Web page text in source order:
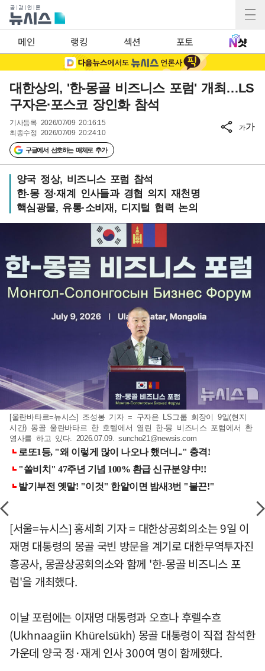
메인 랭킹 섹션 포토
대한상의, '한-몽골 비즈니스 포럼' 개최…LS
구자은·포스코 장인화 참석
기사등록 2026/07/09 20:16:15
최종수정 2026/07/09 20:24:10
구글에서 선호하는 매체로 추가
가가
양국 정상, 비즈니스 포럼 참석
한-몽 정·재계 인사들과 경협 의지 재천명
핵심광물, 유통·소비재, 디지털 협력 논의
[울란바타르=뉴시스] 조성봉 기자 = 구자은 LS그룹 회장이 9일(현지
시간) 몽골 울란바타르 한 호텔에서 열린 한-몽 비즈니스 포럼에서 환
영사를 하고 있다. 2026.07.09.suncho21@newsis.com
[서울=뉴시스] 홍세희 기자 = 대한상공회의소는 9일 이
재명 대통령의 몽골 국빈 방문을 계기로 대한무역투자진
흥공사, 몽골상공회의소와 함께 '한-몽골 비즈니스 포
럼'을 개최했다.
이날 포럼에는 이재명 대통령과 오흐나 후렐수흐
(Ukhnaagiin Khürelsükh) 몽골 대통령이 직접 참석한
가운데 양국 정·재계 인사 300여 명이 함께했다.